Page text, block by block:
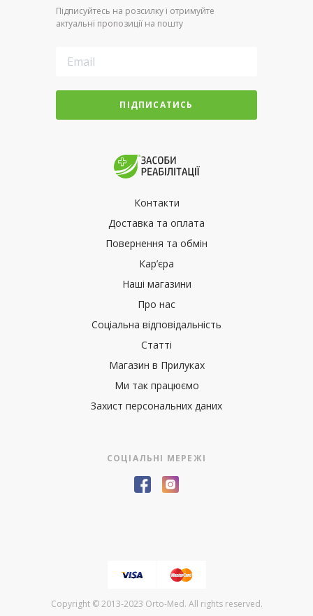
Підписуйтесь на розсилку і отримуйте
актуальні пропозиції на пошту
ПІДПИСАТИСЬ
Контакти
Доставка та оплата
Повернення та обмін
Кар’єра
Наші магазини
Про нас
Соціальна відповідальність
Статті
Магазин в Прилуках
Ми так працюємо
Захист персональних даних
СОЦІАЛЬНІ МЕРЕЖІ
Copyright © 2013-2023 Orto-Med. All rights reserved.